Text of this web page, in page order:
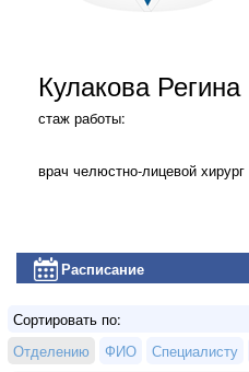
Кулакова
стаж работы:
врач челюстно-лицевой хирург
Расписание
Сортировать по:
Отделению
ФИО Специалисту